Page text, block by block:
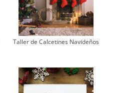
Taller de Calcetines Navideños